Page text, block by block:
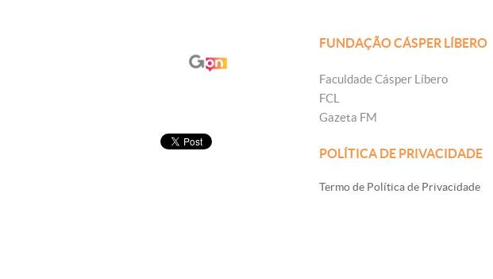
FUNDAÇÃO CÁSPER LÍBERO
Faculdade Cásper Líbero
FCL
Gazeta FM
POLÍTICA DE PRIVACIDADE
Termo de Política de Privacidade